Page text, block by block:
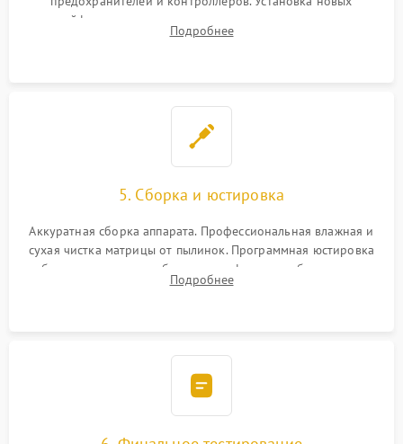
шлейфов, дисплея, механизма затвора или двигателя
автофокуса. Восстановление геометрии тубуса объектива
Подробнее
5. Сборка и юстировка
Аккуратная сборка аппарата. Профессиональная влажная и
сухая чистка матрицы от пылинок. Программная юстировка
рабочего отрезка, калибровка автофокуса, стабилизатора и
экспозамера с помощью сервисного ПО.
Подробнее